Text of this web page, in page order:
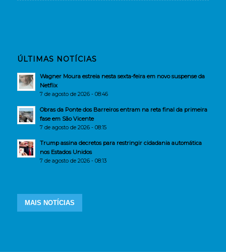
ÚLTIMAS NOTÍCIAS
Wagner Moura estreia nesta sexta-feira em novo suspense da
Netflix
7 de agosto de 2026 - 08:46
Obras da Ponte dos Barreiros entram na reta final da primeira
fase em São Vicente
7 de agosto de 2026 - 08:15
Trump assina decretos para restringir cidadania automática
nos Estados Unidos
7 de agosto de 2026 - 08:13
MAIS NOTÍCIAS